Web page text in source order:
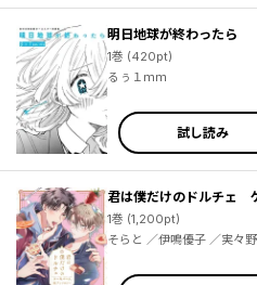
明日地球が終わったら
1巻 (420pt)
るぅ１ｍｍ
試し読み
君は僕だけのドルチェ
1巻 (1,200pt)
そらと ／伊鳴優子 ／実々野Ｃ子 ／橋田てつ ／マツダミヲ ／坂街透